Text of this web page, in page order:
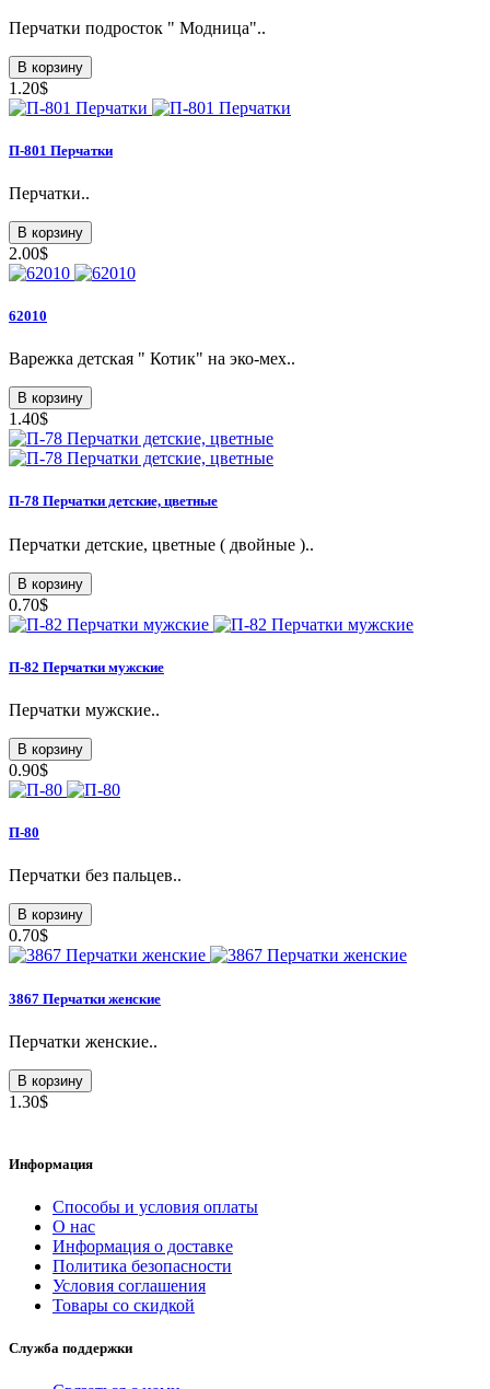
Перчатки подросток " Модница"..
В корзину
1.20$
П-801 Перчатки
Перчатки..
В корзину
2.00$
62010
Варежка детская " Котик" на эко-мех..
В корзину
1.40$
П-78 Перчатки детские, цветные
Перчатки детские, цветные ( двойные )..
В корзину
0.70$
П-82 Перчатки мужские
Перчатки мужские..
В корзину
0.90$
П-80
Перчатки без пальцев..
В корзину
0.70$
3867 Перчатки женские
Перчатки женские..
В корзину
1.30$
Информация
Способы и условия оплаты
О нас
Информация о доставке
Политика безопасности
Условия соглашения
Товары со скидкой
Служба поддержки